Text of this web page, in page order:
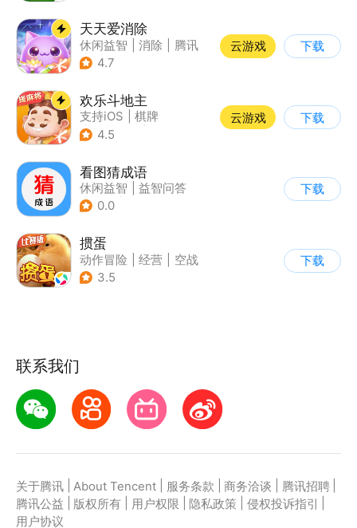
天天爱消除
休闲益智 消除
腾讯
| 单机
4.7
云游戏 下载
欢乐斗地主
支持iOS
棋牌
| 即时战略
4.5
云游戏 下载
看图猜成语
休闲益智
益智问答
| 成语
0.0
下载
掼蛋
动作冒险 经营
空战
| 儿童游戏
3.5
下载
联系我们
关于腾讯 About Tencent 服务条款 商务洽谈 腾讯招聘
腾讯公益
版权所有 用户权限 隐私政策 侵权投诉指引
用户协议